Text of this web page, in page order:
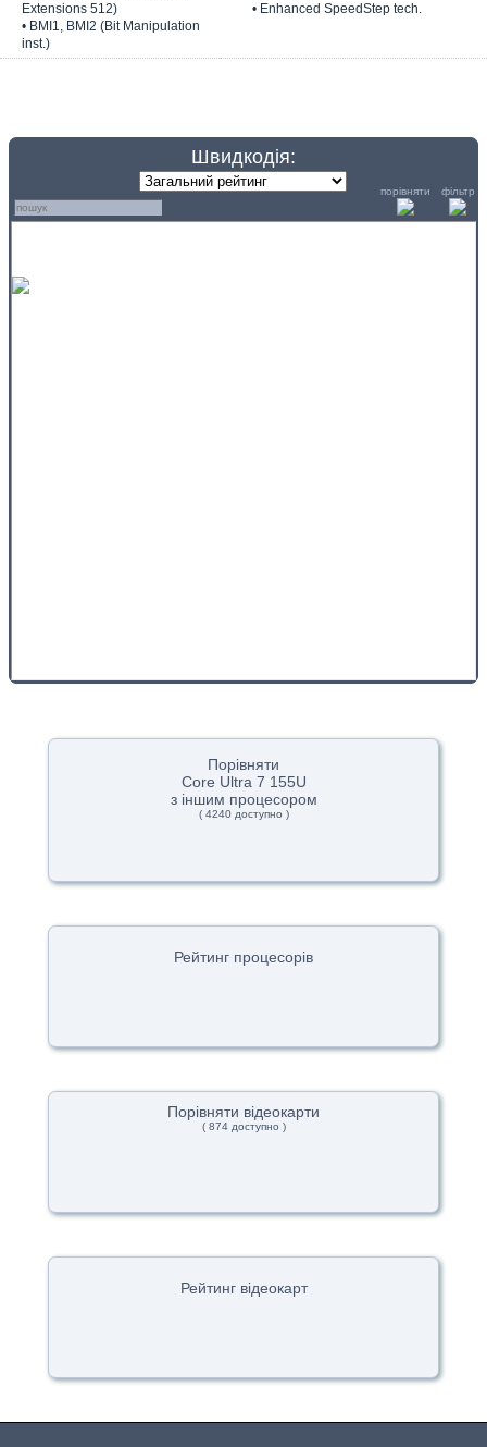
Extensions 512)
• BMI1, BMI2 (Bit Manipulation
inst.)
• Enhanced SpeedStep tech.
Швидкодія:
порівняти фільтр
Порівняти
Core Ultra 7 155U
з іншим процесором
( 4240 доступно )
Рейтинг процесорів
Порівняти відеокарти
( 874 доступно )
Рейтинг відеокарт